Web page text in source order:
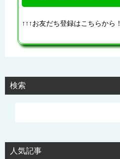
↑↑↑お友だち登録はこちらから！
検索
人気記事